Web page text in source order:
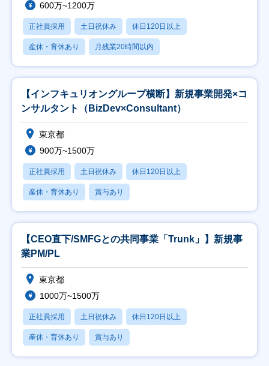
600万~1200万
正社員採用 土日祝休み 休日120日以上
産休・育休あり 月残業20時間以内
【インフキュリオングループ横断】新規事業開発×コ
ンサルタント（BizDev×Consultant）
東京都
900万~1500万
正社員採用 土日祝休み 休日120日以上
産休・育休あり 賞与あり
【CEO直下/SMFGとの共同事業「Trunk」】新規事
業PM/PL
東京都
1000万~1500万
正社員採用 土日祝休み 休日120日以上
産休・育休あり 賞与あり